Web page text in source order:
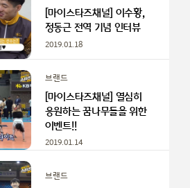
[마이스타즈채널] 이수황,
정동근 전역 기념 인터뷰
2019.01.18
브랜드
[마이스타즈채널] 열심히
응원하는 꿈나무들을 위한
이벤트!!
2019.01.14
브랜드